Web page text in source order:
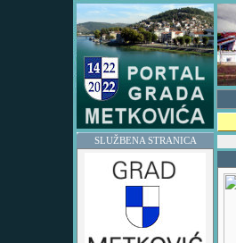
SLUŽBENA STRANICA